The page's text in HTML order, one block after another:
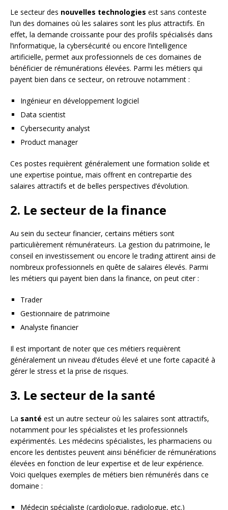
Le secteur des nouvelles technologies est sans conteste
l’un des domaines où les salaires sont les plus attractifs. En
effet, la demande croissante pour des profils spécialisés dans
l’informatique, la cybersécurité ou encore l’intelligence
artificielle, permet aux professionnels de ces domaines de
bénéficier de rémunérations élevées. Parmi les métiers qui
payent bien dans ce secteur, on retrouve notamment :
Ingénieur en développement logiciel
Data scientist
Cybersecurity analyst
Product manager
Ces postes requièrent généralement une formation solide et
une expertise pointue, mais offrent en contrepartie des
salaires attractifs et de belles perspectives d’évolution.
2. Le secteur de la finance
Au sein du secteur financier, certains métiers sont
particulièrement rémunérateurs. La gestion du patrimoine, le
conseil en investissement ou encore le trading attirent ainsi de
nombreux professionnels en quête de salaires élevés. Parmi
les métiers qui payent bien dans la finance, on peut citer :
Trader
Gestionnaire de patrimoine
Analyste financier
Il est important de noter que ces métiers requièrent
généralement un niveau d’études élevé et une forte capacité à
gérer le stress et la prise de risques.
3. Le secteur de la santé
La santé est un autre secteur où les salaires sont attractifs,
notamment pour les spécialistes et les professionnels
expérimentés. Les médecins spécialistes, les pharmaciens ou
encore les dentistes peuvent ainsi bénéficier de rémunérations
élevées en fonction de leur expertise et de leur expérience.
Voici quelques exemples de métiers bien rémunérés dans ce
domaine :
Médecin spécialiste (cardiologue, radiologue, etc.)